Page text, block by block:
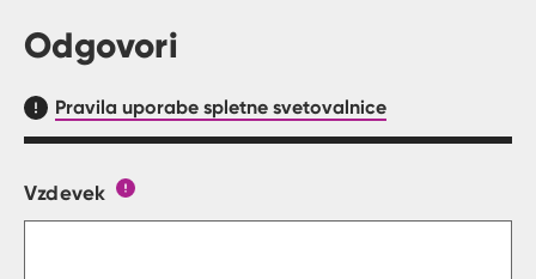
Odgovori
Pravila uporabe spletne svetovalnice
Obrazec, kjer lahko zastaviš vprašanje
Vzdevek